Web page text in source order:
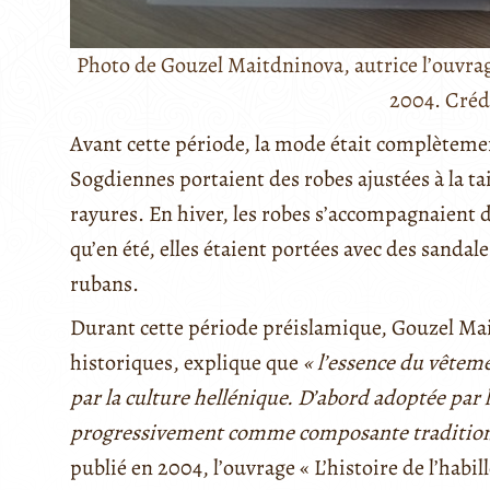
Photo de Gouzel Maitdninova, autrice
2004.
Avant cette période, la mode était
Sogdiennes portaient des robes ajustées à la
rayures. En hiver, les robes
qu’en été, elles étaient portées avec des
rubans.
Durant cette période préislamique, Gouzel
historiques, explique que « l’essence du
par la culture hellénique. D’abord adoptée par
progressivement comme composante
publié en 2004, l’ouvrage « L’histoire de